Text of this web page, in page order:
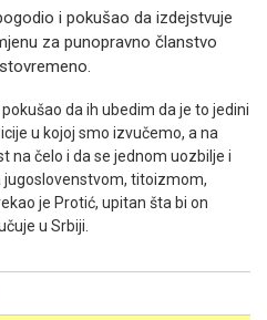
i pokušao da izdejstvuje
za punopravno članstvo
da ih ubedim da je to jedini
u kojoj smo izvučemo, a na
na čelo i da se jednom uozbilje i
jugoslovenstvom, titoizmom,
je Protić, upitan šta bi on
u Srbiji.